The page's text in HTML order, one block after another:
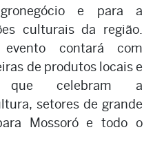
e para a
culturais da região.
contará com
de produtos locais e
que celebram a
setores de grande
Mossoró e todo o